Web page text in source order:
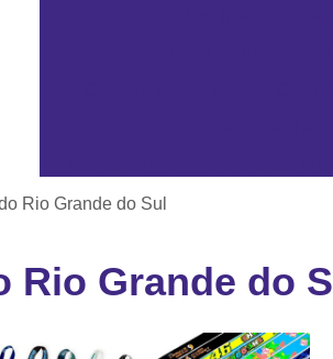
Cartão de Visita em Pvc
Cartão Fidelidade Pvc
Cartão Pvc
Rio Grande do Sul
Rio Grande do